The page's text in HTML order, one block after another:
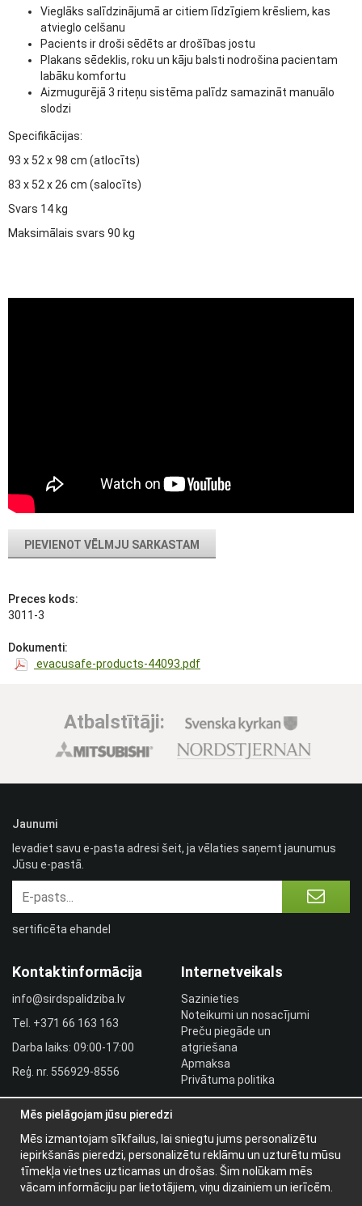
Vieglāks salīdzinājumā ar citiem līdzīgiem krēsliem, kas
atvieglo celšanu
Pacients ir droši sēdēts ar drošības jostu
Plakans sēdeklis, roku un kāju balsti nodrošina pacientam
labāku komfortu
Aizmugurējā 3 riteņu sistēma palīdz samazināt manuālo
slodzi
Specifikācijas:
93 x 52 x 98 cm (atlocīts)
83 x 52 x 26 cm (salocīts)
Svars 14 kg
Maksimālais svars 90 kg
PIEVIENOT VĒLMJU SARKASTAM
Preces kods:
3011-3
Dokumenti:
evacusafe-products-44093.pdf
Atbalstītāji:
Kontaktinformācija
info@sirdspalidziba.lv
Tel. +371 66 163 163​
Darba laiks: 09:00-17:00
Reģ. nr. 556929-8556
Internetveikals
Sazinieties
Noteikumi un nosacījumi
Preču piegāde un
atgriešana
Apmaksa
Privātuma politika
Pieslēgties
Papildu informācija
Jaunumi
Ievadiet savu e-pasta adresi šeit, ja vēlaties saņemt jaunumus
Jūsu e-pastā.
sertificēta ehandel
Mēs pielāgojam jūsu pieredzi
Mēs izmantojam sīkfailus, lai sniegtu jums personalizētu
iepirkšanās pieredzi, personalizētu reklāmu un uzturētu mūsu
tīmekļa vietnes uzticamas un drošas. Šim nolūkam mēs
vācam informāciju par lietotājiem, viņu dizainiem un ierīcēm.